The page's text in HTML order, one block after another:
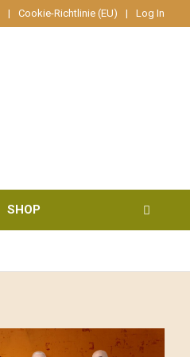
Cookie-Richtlinie (EU) Log In
SHOP